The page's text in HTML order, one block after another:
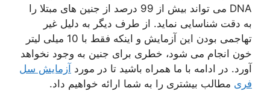
DNA می تواند بیش از 99 درصد از جنین های مبتلا را
به دقت شناسایی نماید. از طرف دیگر به دلیل غیر
تهاجمی بودن این آزمایش و اینکه فقط با 10 میلی لیتر
خون انجام می شود، خطری برای جنین به وجود نخواهد
آورد. در ادامه با ما همراه باشید تا در مورد آزمایش سل
فری مطالب بیشتری را به شما ارائه خواهیم داد.